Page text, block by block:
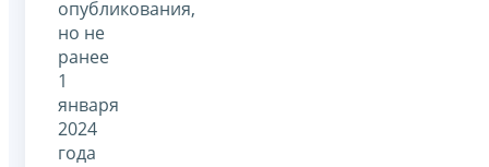
опубликования,
но не
ранее
1
января
2024
года